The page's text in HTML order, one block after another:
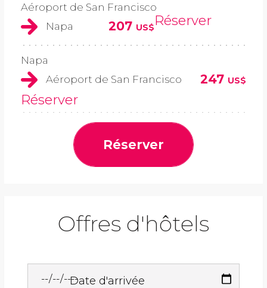
Aéroport de San Francisco
Napa
207 US$Réserver
Napa
Aéroport de San Francisco
247 US$
Réserver
Réserver
Offres d'hôtels
Date d'arrivée